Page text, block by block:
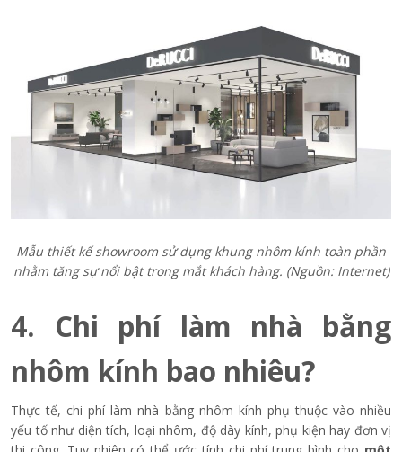
Mẫu thiết kế showroom sử dụng khung nhôm kính toàn phần
nhằm tăng sự nổi bật trong mắt khách hàng. (Nguồn: Internet)
4. Chi phí làm nhà bằng
nhôm kính bao nhiêu?
Thực tế, chi phí làm nhà bằng nhôm kính phụ thuộc vào nhiều
yếu tố như diện tích, loại nhôm, độ dày kính, phụ kiện hay đơn vị